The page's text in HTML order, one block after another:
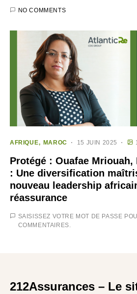
NO COMMENTS
AFRIQUE MAROC 15 JUIN 2025
Protégé : Ouafae Mriouah,
: Une diversification
nouveau leadership
réassurance
SAISISSEZ VOTRE MOT DE PASSE
COMMENTAIRES.
212Assurances – Le